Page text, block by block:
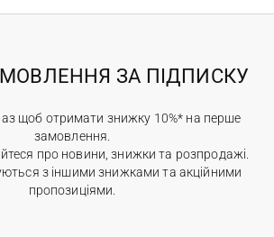
ЗА ПІДПИСКУ
щоб отримати знижку 10%* на перше
замовлення.
про новини, знижки та розпродажі.
з іншими знижками та акційними
пропозиціями.